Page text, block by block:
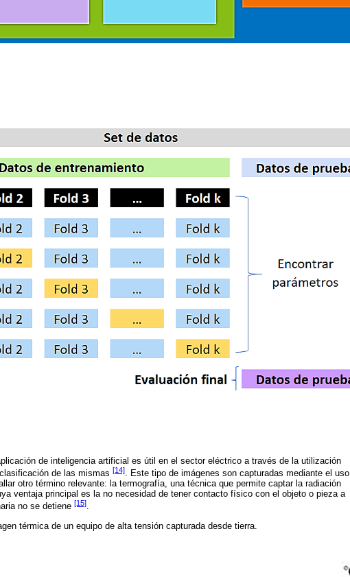
de inteligencia artificial es útil en el sector eléctrico a través de la utilización
de las mismas [14]. Este tipo de imágenes son capturadas mediante el uso
otro término relevante: la termografía, una técnica que permite captar la radiación
ventaja principal es la no necesidad de tener contacto físico con el objeto o pieza a
no se detiene [15].
térmica de un equipo de alta tensión capturada desde tierra.